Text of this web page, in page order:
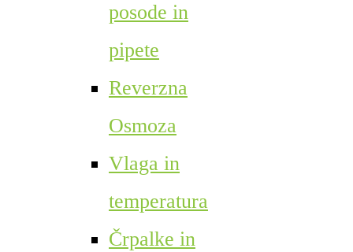
posode in
pipete
Reverzna
Osmoza
Vlaga in
temperatura
Črpalke in